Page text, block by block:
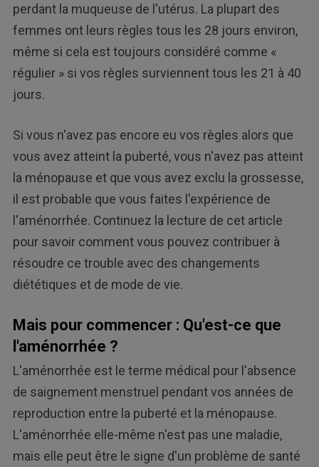
perdant la muqueuse de l'utérus. La plupart des
femmes ont leurs règles tous les 28 jours environ,
même si cela est toujours considéré comme «
régulier » si vos règles surviennent tous les 21 à 40
jours.
Si vous n'avez pas encore eu vos règles alors que
vous avez atteint la puberté, vous n'avez pas atteint
la ménopause et que vous avez exclu la grossesse,
il est probable que vous faites l'expérience de
l'aménorrhée. Continuez la lecture de cet article
pour savoir comment vous pouvez contribuer à
résoudre ce trouble avec des changements
diététiques et de mode de vie.
Mais pour commencer : Qu'est-ce que
l'aménorrhée ?
L'aménorrhée est le terme médical pour l'absence
de saignement menstruel pendant vos années de
reproduction entre la puberté et la ménopause.
L'aménorrhée elle-même n'est pas une maladie,
mais elle peut être le signe d'un problème de santé